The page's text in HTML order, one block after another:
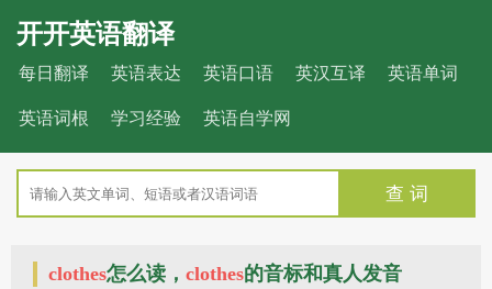
开开英语翻译
每日翻译 英语表达 英语口语 英汉互译 英语单词
英语词根 学习经验 英语自学网
查 词
clothes怎么读， clothes的音标和真人发音